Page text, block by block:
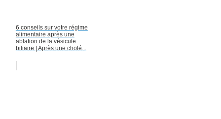
6 conseils sur votre régime
alimentaire après une
ablation de la vésicule
biliaire | Après une cholé...